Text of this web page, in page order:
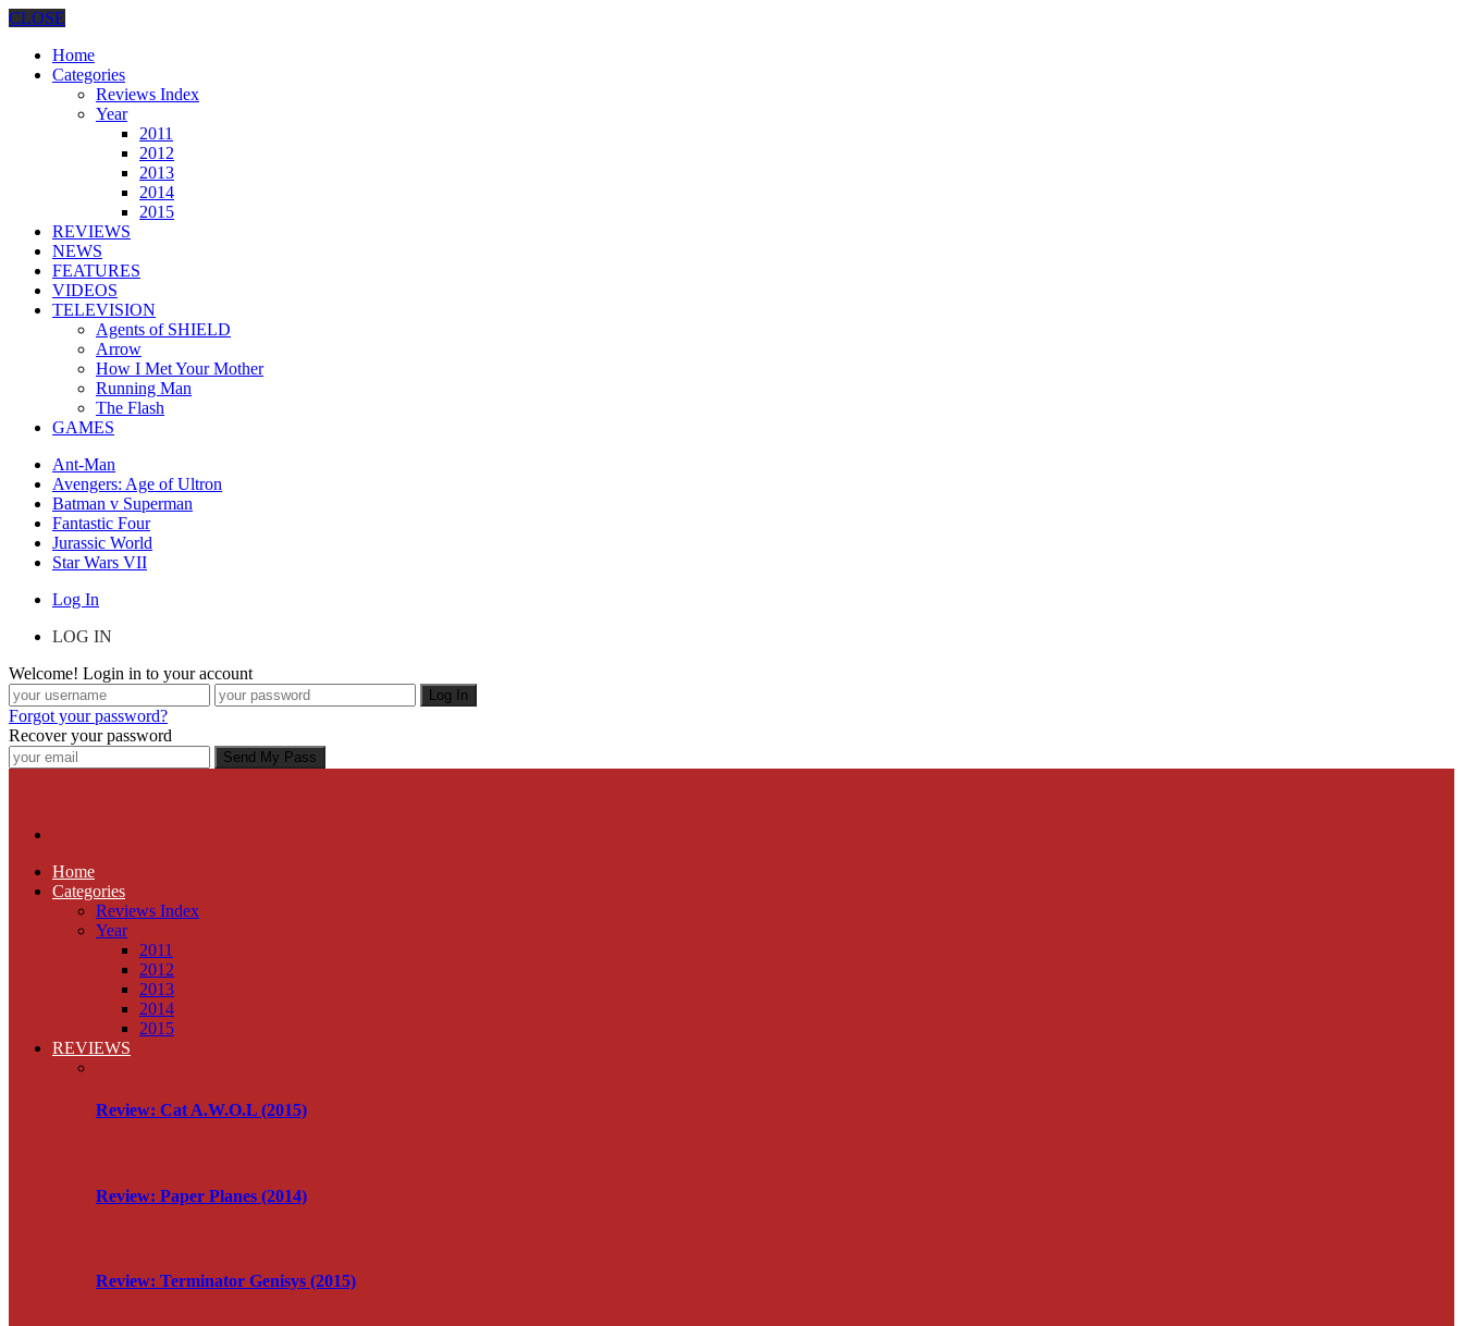
CLOSE
Home
Categories
Reviews Index
Year
2011
2012
2013
2014
2015
REVIEWS
NEWS
FEATURES
VIDEOS
TELEVISION
Agents of SHIELD
Arrow
How I Met Your Mother
Running Man
The Flash
GAMES
Ant-Man
Avengers: Age of Ultron
Batman v Superman
Fantastic Four
Jurassic World
Star Wars VII
Log In
LOG IN
Welcome! Login in to your account
Forgot your password?
Recover your password
Home
Categories
Reviews Index
Year
2011
2012
2013
2014
2015
REVIEWS
Review: Cat A.W.O.L (2015)
Review: Paper Planes (2014)
Review: Terminator Genisys (2015)